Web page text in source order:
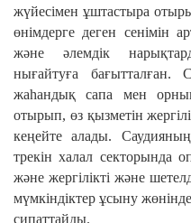
жүйесімен ұштастыра
өнімдерге деген сенімін
және әлемдік
нығайтуға бағытталған.
жаһандық сапа мен
отырып, өз қызметін
кеңейте алады.
трекін халал секторында
және жергілікті және
мүмкіндіктер ұсыну
сипаттайды.